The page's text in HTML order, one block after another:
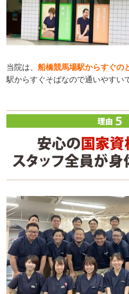
当院は、船橋競馬場駅からすぐの
駅からすぐそばなので通いやすい